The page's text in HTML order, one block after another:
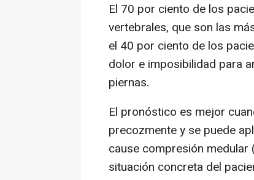
El 70 por ciento de los
vertebrales, que son las
el 40 por ciento de los
dolor e imposibilidad para
piernas.
El pronóstico es mejor
precozmente y se puede
cause compresión
situación concreta del